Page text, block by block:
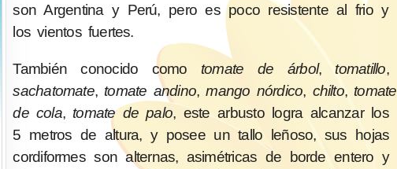
son Argentina y Perú, pero es poco resistente al frio y
los vientos fuertes.
También conocido como tomate de árbol, tomatillo,
sachatomate, tomate andino,mango nórdico, chilto, tomate
de cola, tomate de palo, este arbusto logra alcanzar los
5 metros de altura, y posee un tallo leñoso, sus hojas
cordiformes son alternas, asimétricas de borde entero y